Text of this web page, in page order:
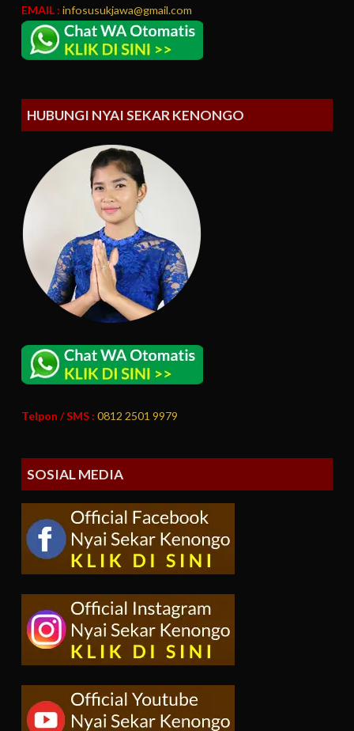
EMAIL : infosusukjawa@gmail.com
HUBUNGI NYAI SEKAR KENONGO
Telpon / SMS : 0812 2501 9979
SOSIAL MEDIA